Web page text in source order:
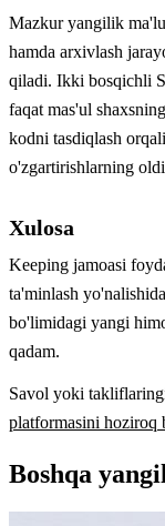
Mazkur yangilik
hamda arxivlash
qiladi. Ikki bosqichli
faqat mas'ul
kodni tasdiqlash
o'zgartirishlarning
Xulosa
Keeping jamoasi
ta'minlash
bo'limidagi yangi
qadam.
Savol yoki
platformasini hoziroq
Boshqa